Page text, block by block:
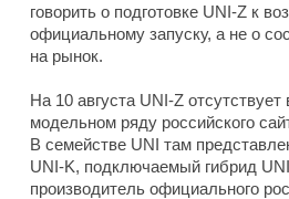
говорить о подготовке UNI-Z к
официальному запуску, а не о
на рынок.
На 10 августа UNI-Z отсутствует
модельном ряду российского
В семействе UNI там
UNI-K, подключаемый гибрид
производитель официального